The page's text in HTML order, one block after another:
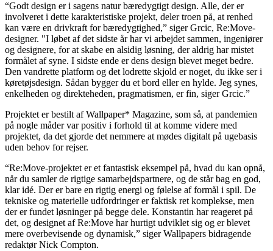
“Godt design er i sagens natur bæredygtigt design. Alle, der er
involveret i dette karakteristiske projekt, deler troen på, at renhed
kan være en drivkraft for bæredygtighed,” siger Grcic, Re:Move-
designer. "I løbet af det sidste år har vi arbejdet sammen, ingeniører
og designere, for at skabe en alsidig løsning, der aldrig har mistet
formålet af syne. I sidste ende er dens design blevet meget bedre.
Den vandrette platform og det lodrette skjold er noget, du ikke ser i
køretøjsdesign. Sådan bygger du et bord eller en hylde. Jeg synes,
enkelheden og direkteheden, pragmatismen, er fin, siger Grcic.”
Projektet er bestilt af Wallpaper* Magazine, som så, at pandemien
på nogle måder var positiv i forhold til at komme videre med
projektet, da det gjorde det nemmere at mødes digitalt på ugebasis
uden behov for rejser.
“Re:Move-projektet er et fantastisk eksempel på, hvad du kan opnå,
når du samler de rigtige samarbejdspartnere, og de står bag en god,
klar idé. Der er bare en rigtig energi og følelse af formål i spil. De
tekniske og materielle udfordringer er faktisk ret komplekse, men
der er fundet løsninger på begge dele. Konstantin har reageret på
det, og designet af Re:Move har hurtigt udviklet sig og er blevet
mere overbevisende og dynamisk,” siger Wallpapers bidragende
redaktør Nick Compton.